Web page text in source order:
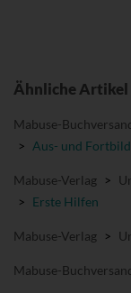
Ähnliche Artikel
Mabuse-
> Aus- und
Mabuse-Verlag >
> Erste Hilfen
Mabuse-Verlag >
Mabuse-